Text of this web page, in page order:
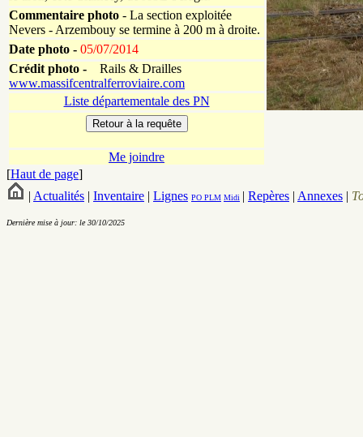
Commentaire photo - La section exploitée
Nevers - Arzembouy se termine à 200 m à droite.
Date photo - 05/07/2014
Crédit photo - Rails & Drailles
www.massifcentralferroviaire.com
Liste départementale des PN
Me joindre
[Haut de page]
| Actualités | Inventaire | Lignes PO PLM Midi | Repères | Annexes |
Dernière mise à jour: le 30/10/2025